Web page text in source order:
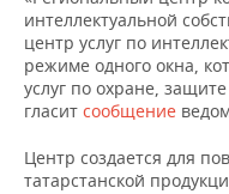
ТАТАРСТАНА
ИНВЕСТИЦИИ
НЕФТЕХИМИЯ
НЕФТЬ
ОПК
НОВОСТИ БИЗНЕСА
РОЗНИЧНАЯ
ТЕХНОЛОГИИ
НОВОСТИ
МЕРОПРИЯТИЯ
интеллектуальной
центр услуг по
режиме одного окна,
услуг по охране,
гласит сообщение
Центр создается для
татарстанской